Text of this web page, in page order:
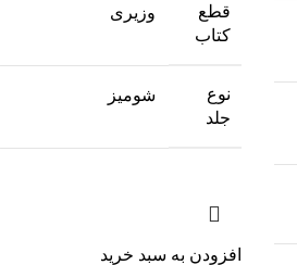
قطع
کتاب
وزیری
نوع
جلد
شومیز
افزودن به سبد خرید